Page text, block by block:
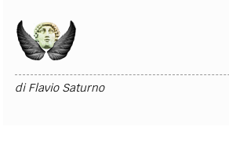
diFlavio Saturno